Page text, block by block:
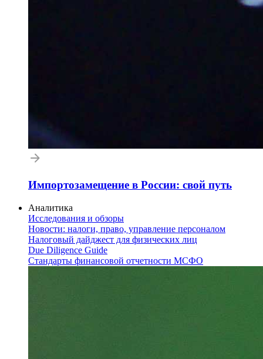
Импортозамещение в России: свой путь
Аналитика
Исследования и обзоры
Новости: налоги, право, управление персоналом
Налоговый дайджест для физических лиц
Due Diligence Guide
Стандарты финансовой отчетности МСФО